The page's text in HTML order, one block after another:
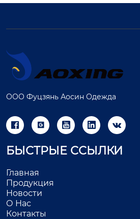
ООО Фуцзянь Аосин Одежда
    
БЫСТРЫЕ ССЫЛКИ
Главная
Продукция
Новости
О Нас
Контакты